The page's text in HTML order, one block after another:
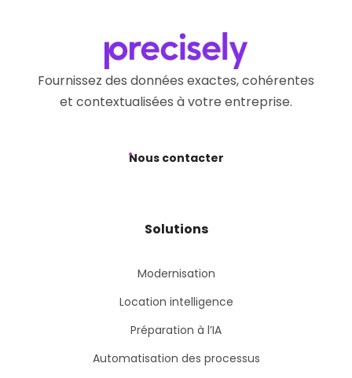
Fournissez des données exactes, cohérentes
et contextualisées à votre entreprise.
Nous contacter
Solutions
Modernisation
Location intelligence
Préparation à l’IA
Automatisation des processus